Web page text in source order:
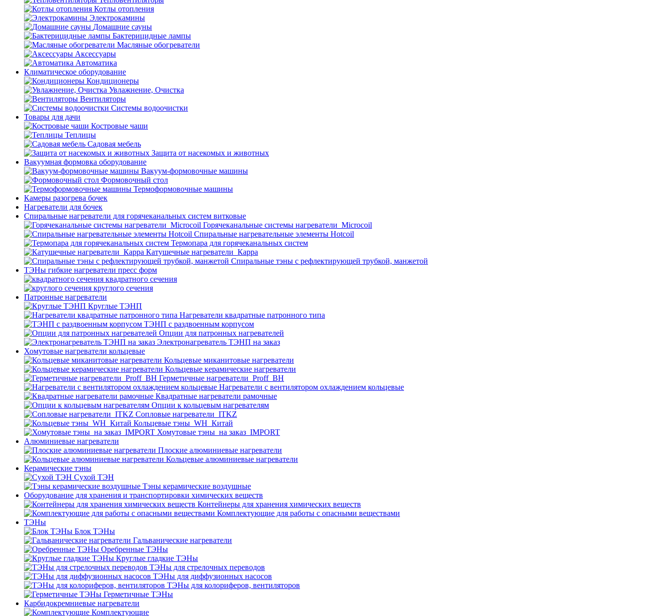
Котлы отопления
Электрокамины
Домашние сауны
Бактерицидные лампы
Масляные обогреватели
Аксессуары
Автоматика
Климатическое оборудование
Кондиционеры
Увлажнение, Очистка
Вентиляторы
Системы водоочистки
Товары для дачи
Костровые чаши
Теплицы
Садовая мебель
Защита от насекомых и животных
Вакуумная формовка оборудование
Вакуум-формовочные машины
Формовочный стол
Термоформовочные машины
Камеры разогрева бочек
Нагреватели для бочек
Спиральные нагреватели для горячеканальных систем витковые
Горячеканальные системы нагреватели_Microcoil
Спиральные нагревательные элементы Hotcoil
Термопара для горячеканальных систем
Катушечные нагреватели_Карра
Спиральные тэны с рефлектирующей трубкой, манжетой
ТЭНы гибкие нагреватели пресс форм
квадратного сечения
круглого сечения
Патронные нагреватели
Круглые ТЭНП
Нагреватели квадратные патронного типа
ТЭНП с раздвоенным корпусом
Опции для патронных нагревателей
Электронагреватель ТЭНП на заказ
Хомутовые нагреватели кольцевые
Кольцевые миканитовые нагреватели
Кольцевые керамические нагреватели
Герметичные нагреватели_Proff_BH
Нагреватели с вентилятором охлаждением кольцевые
Квадратные нагреватели рамочные
Опции к кольцевым нагревателям
Cопловые нагреватели_ITKZ
Кольцевые тэны_WH_Китай
Хомутовые тэны_на заказ_IMPORT
Алюминиевые нагреватели
Плоские алюминиевые нагреватели
Кольцевые алюминиевые нагреватели
Керамические тэны
Сухой ТЭН
Тэны керамические воздушные
Оборудование для хранения и транспортировки химических веществ
Контейнеры для хранения химических веществ
Комплектующие для работы с опасными веществами
ТЭНы
Блок ТЭНы
Гальванические нагреватели
Оребренные ТЭНы
Круглые гладкие ТЭНы
ТЭНы для стрелочных переводов
ТЭНы для диффузионных насосов
ТЭНы для колориферов, вентиляторов
Герметичные ТЭНы
Карбидокремниевые нагреватели
Комплектующие